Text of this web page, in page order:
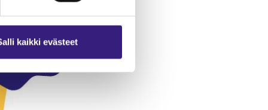
kaikki evästeet